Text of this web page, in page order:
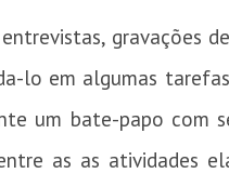
gravações
lo em algumas
um bate-papo com
as as atividades